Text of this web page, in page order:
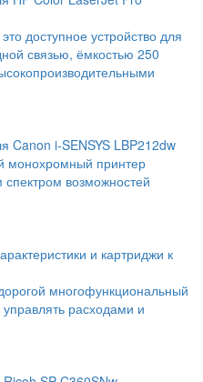
доступное устройство для
связью, ёмкостью 250
Canon i-SENSYS LBP212dw
монохромный принтер
возможностей
и картриджи к
многофункциональный
расходами и